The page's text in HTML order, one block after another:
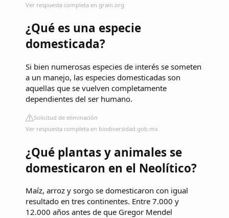
Ver respuesta completa en grain.org
¿Qué es una especie
domesticada?
Si bien numerosas especies de interés se someten
a un manejo, las especies domesticadas son
aquellas que se vuelven completamente
dependientes del ser humano.
Solicitud de eliminación
Ver respuesta completa en biodiversidad.gob.mx
¿Qué plantas y animales se
domesticaron en el Neolítico?
Maíz, arroz y sorgo se domesticaron con igual
resultado en tres continentes. Entre 7.000 y
12.000 años antes de que Gregor Mendel